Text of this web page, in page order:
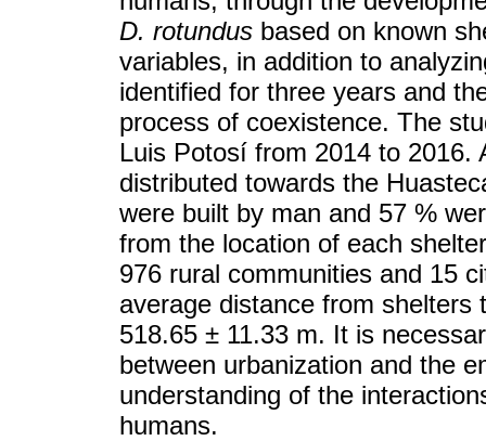
D. rotundus based on known
variables, in addition to
identified for three years and
process of coexistence. The
Luis Potosí from 2014 to
distributed towards the
were built by man and 57 %
from the location of each
976 rural communities and 15
average distance from
518.65 ± 11.33 m. It is
between urbanization and the
understanding of the
humans.